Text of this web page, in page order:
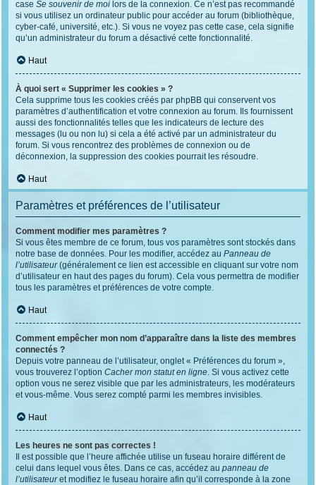
case Se souvenir de moi lors de la connexion. Ce n’est pas recommandé
si vous utilisez un ordinateur public pour accéder au forum (bibliothèque,
cyber-café, université, etc.). Si vous ne voyez pas cette case, cela signifie
qu’un administrateur du forum a désactivé cette fonctionnalité.
Haut
À quoi sert « Supprimer les cookies » ?
Cela supprime tous les cookies créés par phpBB qui conservent vos
paramètres d’authentification et votre connexion au forum. Ils fournissent
aussi des fonctionnalités telles que les indicateurs de lecture des
messages (lu ou non lu) si cela a été activé par un administrateur du
forum. Si vous rencontrez des problèmes de connexion ou de
déconnexion, la suppression des cookies pourrait les résoudre.
Haut
Paramètres et préférences de l’utilisateur
Comment modifier mes paramètres ?
Si vous êtes membre de ce forum, tous vos paramètres sont stockés dans
notre base de données. Pour les modifier, accédez au Panneau de
l’utilisateur(généralement ce lien est accessible en cliquant sur votre nom
d’utilisateur en haut des pages du forum). Cela vous permettra de modifier
tous les paramètres et préférences de votre compte.
Haut
Comment empêcher mon nom d’apparaître dans la liste des membres
connectés ?
Depuis votre panneau de l’utilisateur, onglet « Préférences du forum »,
vous trouverez l’option Cacher mon statut en ligne. Si vous activez cette
option vous ne serez visible que par les administrateurs, les modérateurs
et vous-même. Vous serez compté parmi les membres invisibles.
Haut
Les heures ne sont pas correctes !
Il est possible que l’heure affichée utilise un fuseau horaire différent de
celui dans lequel vous êtes. Dans ce cas, accédez au panneau de
l’utilisateuret modifiez le fuseau horaire afin qu’il corresponde à la zone